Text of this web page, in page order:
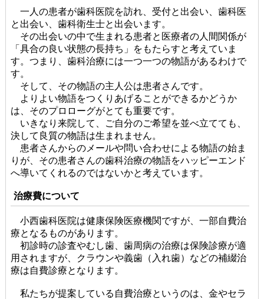
一人の患者が歯科医院を訪れ、受付と出会い、歯科医
と出会い、歯科衛生士と出会います。
その出会いの中で生まれる患者と医療者の人間関係が
「具合の良い状態の長持ち」をもたらすと考えていま
す。つまり、歯科治療には一つ一つの物語があるわけで
す。
そして、その物語の主人公は患者さんです。
よりよい物語をつくりあげることができるかどうか
は、そのプロローグがとても重要です。
いきなり来院して、ご自分のご希望を並べ立てても、
決して良質の物語は生まれません。
患者さんからのメールや問い合わせによる物語の始ま
りが、その患者さんの歯科治療の物語をハッピーエンド
へ導いてくれるのではないかと考えています。
治療費について
小西歯科医院は健康保険医療機関ですが、一部自費治
療となるものがあります。
初診時の診査やむし歯、歯周病の治療は保険診療が適
用されますが、クラウンや義歯（入れ歯）などの補綴治
療は自費診療となります。
私たちが提案している自費治療というのは、金やセラ